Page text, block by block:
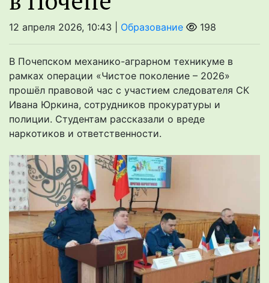
12 апреля 2026, 10:43 | Образование 198
В Почепском механико-аграрном техникуме в
рамках операции «Чистое поколение – 2026»
прошёл правовой час с участием следователя СК
Ивана Юркина, сотрудников прокуратуры и
полиции. Студентам рассказали о вреде
наркотиков и ответственности.